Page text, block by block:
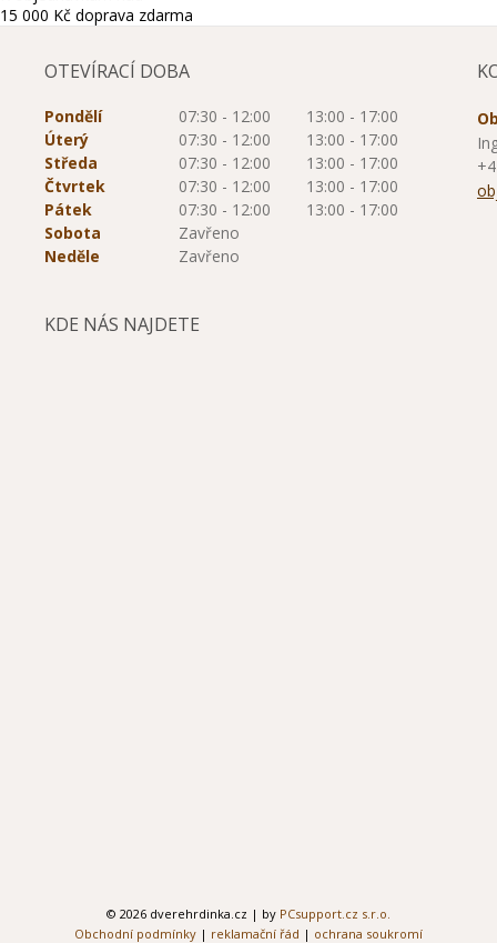
15 000 Kč doprava zdarma
OTEVÍRACÍ DOBA
Pondělí 07:30 - 12:00
13:00 - 17:00
Úterý
07:30 - 12:00
13:00 - 17:00
Středa
07:30 - 12:00
13:00 - 17:00
Čtvrtek
07:30 - 12:00
13:00 - 17:00
Pátek
07:30 - 12:00
13:00 - 17:00
Sobota
Zavřeno
Neděle
Zavřeno
KDE NÁS NAJDETE
© 2026 dverehrdinka.cz | by PCsupport.cz s.r.o.
Obchodní podmínky | reklamační řád | ochrana soukromí